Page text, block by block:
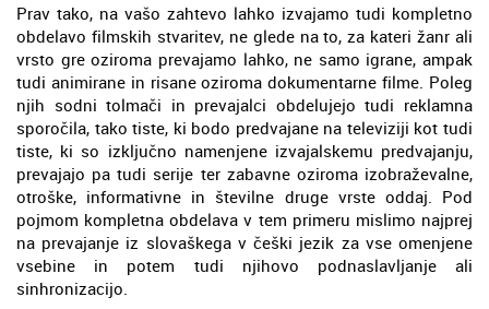
Prav tako, na vašo zahtevo lahko izvajamo tudi kompletno
obdelavo filmskih stvaritev, ne glede na to, za kateri žanr ali
vrsto gre oziroma prevajamo lahko, ne samo igrane, ampak
tudi animirane in risane oziroma dokumentarne filme. Poleg
njih sodni tolmači in prevajalci obdelujejo tudi reklamna
sporočila, tako tiste, ki bodo predvajane na televiziji kot tudi
tiste, ki so izključno namenjene izvajalskemu predvajanju,
prevajajo pa tudi serije ter zabavne oziroma izobraževalne,
otroške, informativne in številne druge vrste oddaj. Pod
pojmom kompletna obdelava v tem primeru mislimo najprej
na prevajanje iz slovaškega v češki jezik za vse omenjene
vsebine in potem tudi njihovo podnaslavljanje ali
sinhronizacijo.